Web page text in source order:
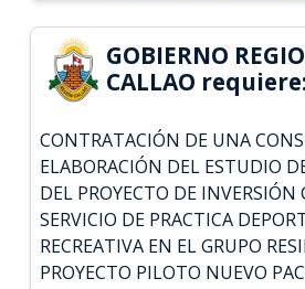
GOBIERNO
CALLAO
CONTRATACIÓN DE UNA
ELABORACIÓN DEL ESTUDIO
DEL PROYECTO DE INVERSIÓN
SERVICIO DE PRACTICA
RECREATIVA EN EL GRUPO
PROYECTO PILOTO NUEVO